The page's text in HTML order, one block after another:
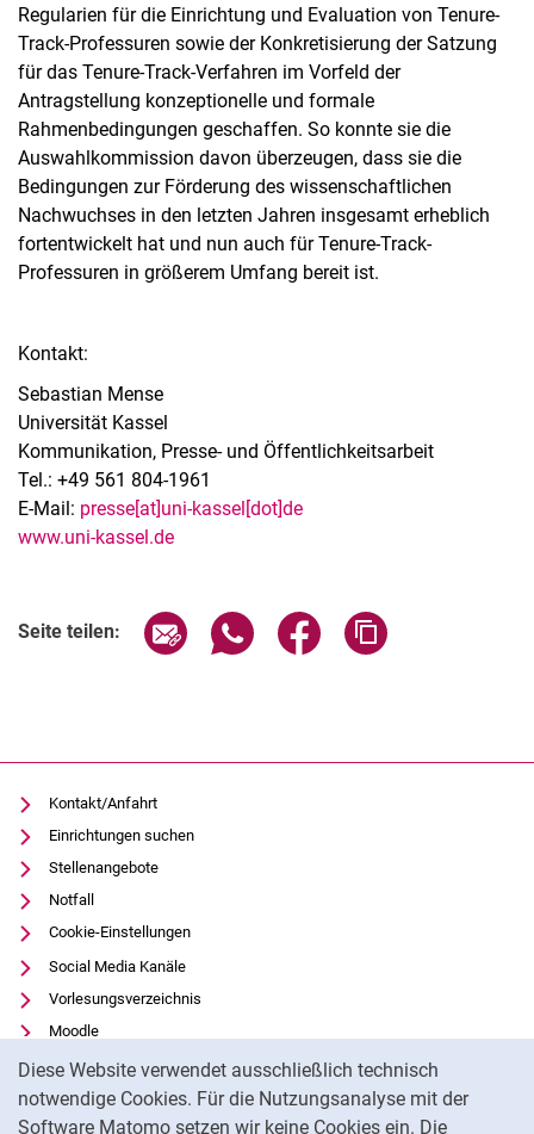
Diese Website verwendet ausschließlich technisch
notwendige Cookies. Für die Nutzungsanalyse mit der
Software Matomo setzen wir keine Cookies ein. Die
Regularien für die Einrichtung und Evaluation von Tenure-
Track-Professuren sowie der Konkretisierung der Satzung
für das Tenure-Track-Verfahren im Vorfeld der
Antragstellung konzeptionelle und formale
Rahmenbedingungen geschaffen. So konnte sie die
Auswahlkommission davon überzeugen, dass sie die
Bedingungen zur Förderung des wissenschaftlichen
Nachwuchses in den letzten Jahren insgesamt erheblich
fortentwickelt hat und nun auch für Tenure-Track-
Professuren in größerem Umfang bereit ist.
Kontakt:
Sebastian Mense
Universität Kassel
Kommunikation, Presse- und Öffentlichkeitsarbeit
Tel.: +49 561 804-1961
E-Mail: presse[at]uni-kassel[dot]de
www.uni-kassel.de
Seite teilen: Seite über E-Mail teilen
Seite über WhatsApp teilen
Seite über Facebook
Kontakt/Anfahrt
Einrichtungen suchen
Stellenangebote
Notfall
Cookie-Einstellungen
Social Media Kanäle
Vorlesungsverzeichnis
Moodle
Panopto
Universitätsbibliothek
Datenschutz